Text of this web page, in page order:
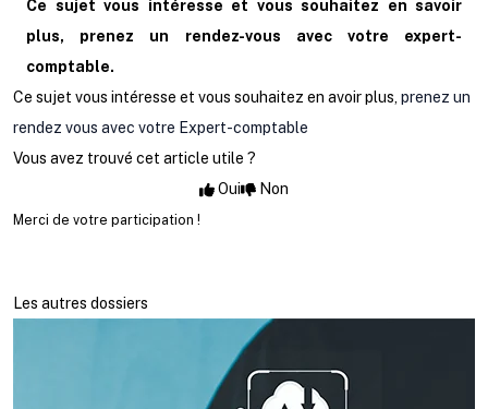
Ce sujet vous intéresse et vous souhaitez en savoir
plus, prenez un rendez-vous avec votre expert-
comptable.
Ce sujet vous intéresse et vous souhaitez en avoir plus, prenez un
rendez vous avec votre Expert-comptable
Vous avez trouvé cet article utile ?
Oui
Non
Merci de votre participation !
Les autres dossiers